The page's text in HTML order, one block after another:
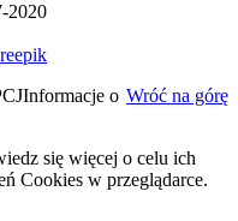
2020
Wróć na górę
Informacje o
się więcej o celu ich
Cookies w przeglądarce.